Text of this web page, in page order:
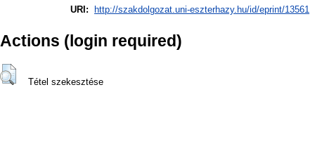
URI:
http://szakdolgozat.uni-eszterhazy.hu/id/eprint/13561
Actions (login required)
Tétel szekesztése